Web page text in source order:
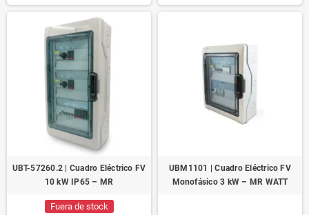
UBT-57260.2 | Cuadro Eléctrico FV
10 kW IP65 – MR
Fuera de stock
UBM1101 | Cuadro Eléctrico FV
Monofásico 3 kW – MR WATT